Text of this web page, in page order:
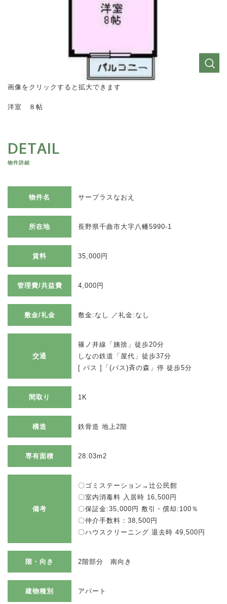
画像をクリックすると拡大できます
洋室 ８帖
DETAIL
物件詳細
物件名 サープラスなおえ
所在地 長野県千曲市大字八幡5990-1
賃料 35,000円
管理費/共益費 4,000円
敷金/礼金 敷金:なし ／礼金:なし
交通
篠ノ井線「姨捨」徒歩20分
しなの鉄道「屋代」徒歩37分
[ バス ]「(バス)斉の森」停 徒歩5分
間取り 1K
構造 鉄骨造 地上2階
専有面積 28.03m2
備考
〇ゴミステーション→辻公民館
〇室内消毒料 入居時 16,500円
〇保証金:35,000円 敷引・償却:100％
〇仲介手数料：38,500円
〇ハウスクリーニング 退去時 49,500円
階・向き 2階部分 南向き
建物種別 アパート